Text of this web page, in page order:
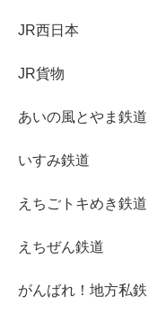
JR西日本
JR貨物
あいの風とやま鉄道
いすみ鉄道
えちごトキめき鉄道
えちぜん鉄道
がんばれ！地方私鉄